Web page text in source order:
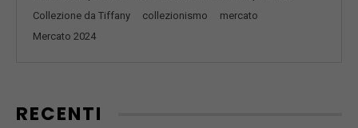
Collezione da Tiffany
collezionismo
mercato
Mercato 2024
RECENTI